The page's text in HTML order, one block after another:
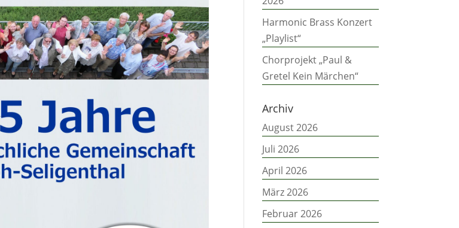
Harmonic Brass Konzert
„Playlist“
Chorprojekt „Paul &
Gretel Kein Märchen“
Archiv
August 2026
Juli 2026
April 2026
März 2026
Februar 2026